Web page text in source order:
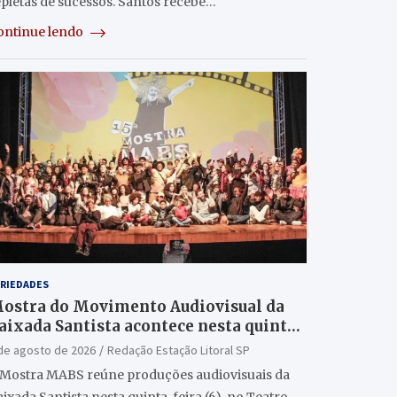
lendo
do Movimento Audiovisual da
Santista acontece nesta quinta
8) no Teatro Guarany
agosto de 2026
Redação Estação Litoral SP
MABS reúne produções audiovisuais da